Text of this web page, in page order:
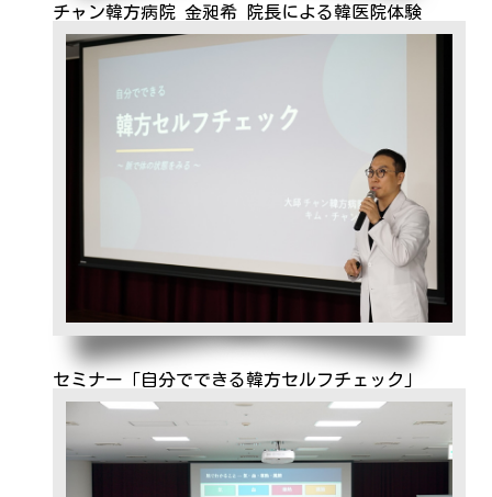
チャン韓方病院 金昶希 院長による韓医院体験
セミナー「自分でできる韓方セルフチェック」